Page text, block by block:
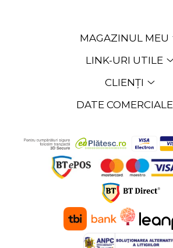
MAGAZINUL MEU
LINK-URI UTILE
CLIENȚI
DATE COMERCIALE